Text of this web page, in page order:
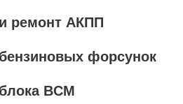
ремонт АКПП
форсунок
BCM